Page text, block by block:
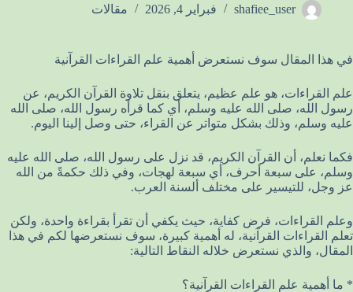
shafiee_user فبراير 4, 2026 مقالات
في هذا المقال سوف نستعرض أهمية علم القراءات القرآنية
علم القراءات، هو علم عظيم، يتعلق بنقل تلاوة القرآن الكريم، عن
رسول الله، صلى الله عليه وسلم، أي كما قرأه رسول الله، صلى الله
عليه وسلم، وذلك بشكل متواتر عن القراء، حتى وصل إلينا اليوم.
فكما نعلم، أن القرآن الكريم، قد نزل على رسول الله، صلى الله عليه
وسلم، على سبعة أحرف، أي سبعة لهجات، وفي ذلك حكمةً من الله
عز وجل، للتيسير على مختلف ألسنة العرب.
وعلم القراءات، فرض كفاية، حيث يكفي أن تقرأ بقراءة واحدة، ولكن
تعلم القراءات القرآنية، له أهمية كبيرة، سوف نستعرضها لكم في هذا
المقال، والذي نستعرض خلاله النقاط التالية:
* ما أهمية علم القراءات القرآنية؟